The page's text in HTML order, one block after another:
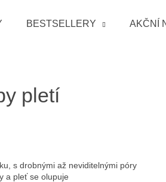
BESTSELLERY AKČNÍ
pletí
s drobnými až neviditelnými póry
a pleť se olupuje